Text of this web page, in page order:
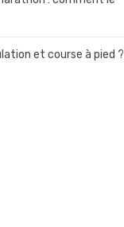
et course à pied ?